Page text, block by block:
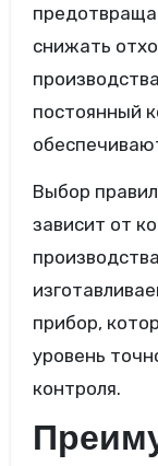
снижать
постоянный
Выбор
зависит от
прибор,
уровень
контроля.